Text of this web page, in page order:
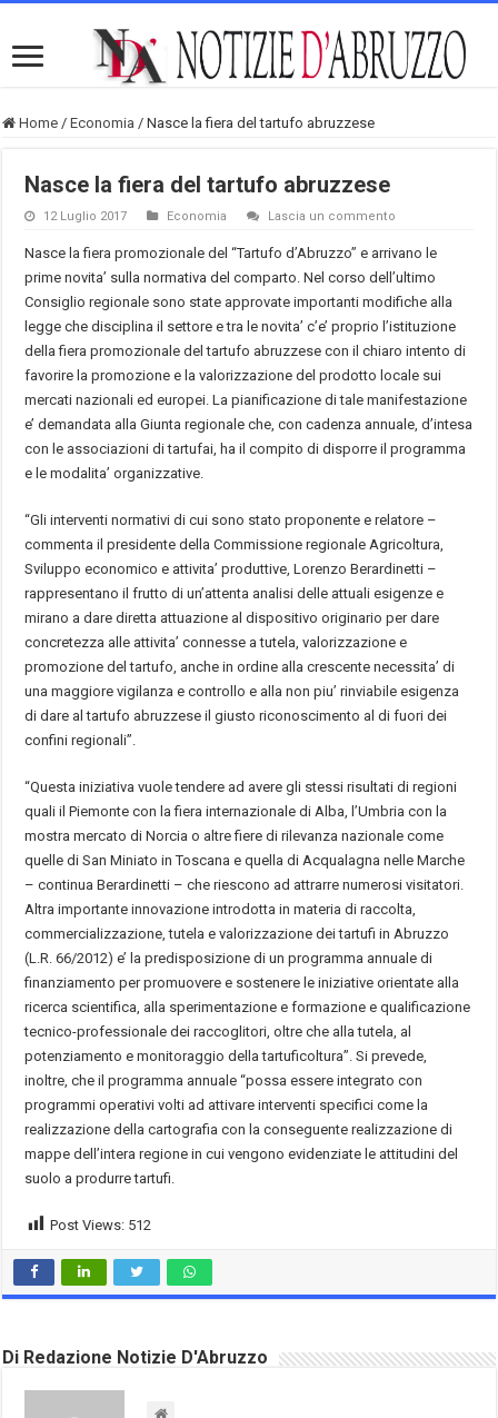
Home / Economia / Nasce la fiera del tartufo abruzzese
Nasce la fiera del tartufo abruzzese
12 Luglio 2017 Economia Lascia un commento
Nasce la fiera promozionale del “Tartufo d’Abruzzo” e arrivano le
prime novita’ sulla normativa del comparto. Nel corso dell’ultimo
Consiglio regionale sono state approvate importanti modifiche alla
legge che disciplina il settore e tra le novita’ c’e’ proprio l’istituzione
della fiera promozionale del tartufo abruzzese con il chiaro intento di
favorire la promozione e la valorizzazione del prodotto locale sui
mercati nazionali ed europei. La pianificazione di tale manifestazione
e’ demandata alla Giunta regionale che, con cadenza annuale, d’intesa
con le associazioni di tartufai, ha il compito di disporre il programma
e le modalita’ organizzative.
“Gli interventi normativi di cui sono stato proponente e relatore –
commenta il presidente della Commissione regionale Agricoltura,
Sviluppo economico e attivita’ produttive, Lorenzo Berardinetti –
rappresentano il frutto di un’attenta analisi delle attuali esigenze e
mirano a dare diretta attuazione al dispositivo originario per dare
concretezza alle attivita’ connesse a tutela, valorizzazione e
promozione del tartufo, anche in ordine alla crescente necessita’ di
una maggiore vigilanza e controllo e alla non piu’ rinviabile esigenza
di dare al tartufo abruzzese il giusto riconoscimento al di fuori dei
confini regionali”.
“Questa iniziativa vuole tendere ad avere gli stessi risultati di regioni
quali il Piemonte con la fiera internazionale di Alba, l’Umbria con la
mostra mercato di Norcia o altre fiere di rilevanza nazionale come
quelle di San Miniato in Toscana e quella di Acqualagna nelle Marche
– continua Berardinetti – che riescono ad attrarre numerosi visitatori.
Altra importante innovazione introdotta in materia di raccolta,
commercializzazione, tutela e valorizzazione dei tartufi in Abruzzo
(L.R. 66/2012) e’ la predisposizione di un programma annuale di
finanziamento per promuovere e sostenere le iniziative orientate alla
ricerca scientifica, alla sperimentazione e formazione e qualificazione
tecnico-professionale dei raccoglitori, oltre che alla tutela, al
potenziamento e monitoraggio della tartuficoltura”. Si prevede,
inoltre, che il programma annuale “possa essere integrato con
programmi operativi volti ad attivare interventi specifici come la
realizzazione della cartografia con la conseguente realizzazione di
mappe dell’intera regione in cui vengono evidenziate le attitudini del
suolo a produrre tartufi.
Post Views: 512
Di Redazione Notizie D'Abruzzo